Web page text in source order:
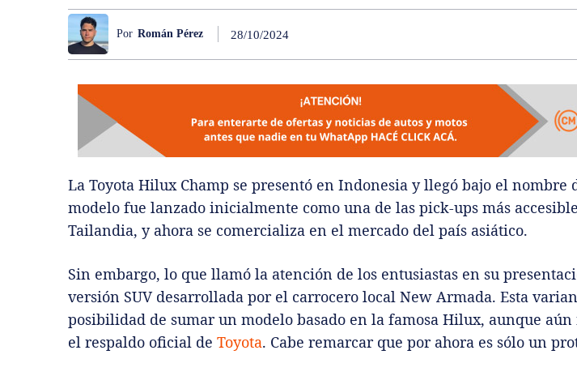
Por Román Pérez 28/10/2024
La Toyota Hilux Champ se presentó en Indonesia y llegó bajo el nombre
modelo fue lanzado inicialmente como una de las pick-ups más
Tailandia, y ahora se comercializa en el mercado del país asiático.
Sin embargo, lo que llamó la atención de los entusiastas en su
versión SUV desarrollada por el carrocero local New Armada. Esta
posibilidad de sumar un modelo basado en la famosa Hilux, aunque aún
el respaldo oficial de Toyota. Cabe remarcar que por ahora es sólo un